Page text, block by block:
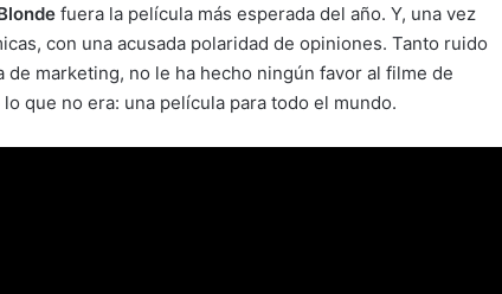
fuera la película más esperada del año. Y, una vez
con una acusada polaridad de opiniones. Tanto ruido
marketing, no le ha hecho ningún favor al filme de
que no era: una película para todo el mundo.